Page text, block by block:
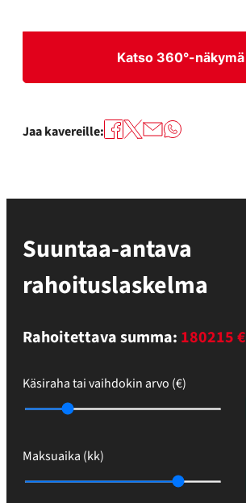
Katso 360°-näkymä
Jaa kavereille:
Suuntaa-antava
rahoituslaskelma
Rahoitettava summa: 180215 €
Käsiraha tai vaihdokin arvo (€)
Maksuaika (kk)